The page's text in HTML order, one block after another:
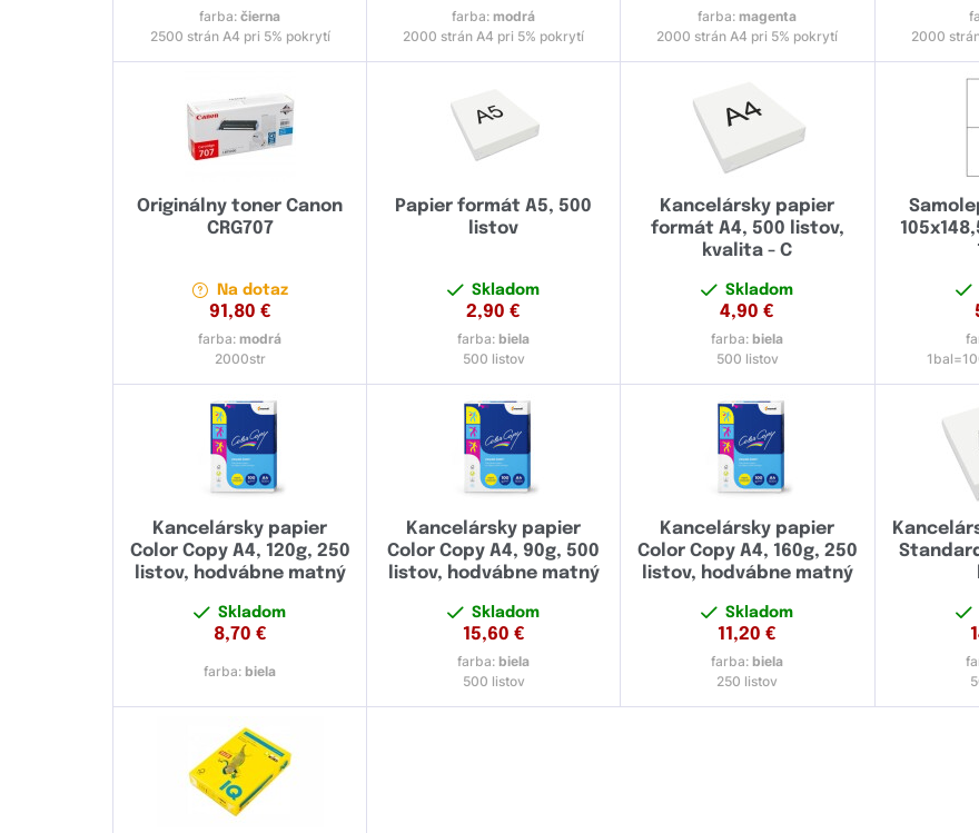
farba:čierna
2500 strán A4 pri 5% pokrytí
farba:modrá
2000 strán A4 pri 5% pokrytí
farba:magenta
2000 strán A4 pri 5% pokrytí
2000
Originálny toner Canon
CRG707
Na dotaz
91,80 €
farba:modrá
2000str
Papier formát A5, 500
listov
Skladom
2,90 €
farba: biela
500 listov
Kancelársky papier
formát A4, 500 listov,
kvalita - C
Skladom
4,90 €
farba: biela
500 listov
Kancelársky papier
Color Copy A4, 120g, 250
listov, hodvábne matný
Skladom
8,70 €
farba: biela
Kancelársky papier
Color Copy A4, 90g, 500
listov, hodvábne matný
Skladom
15,60 €
farba: biela
500 listov
Kancelársky papier
Color Copy A4, 160g, 250
listov, hodvábne matný
Skladom
11,20 €
farba: biela
250 listov